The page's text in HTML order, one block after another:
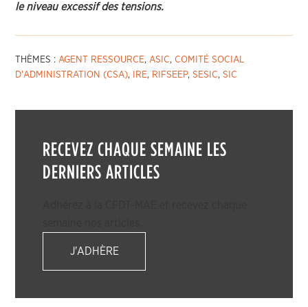
le niveau excessif des tensions.
THÈMES :AGENT RESSOURCE,ASIC,COMITÉ SOCIAL
D'ADMINISTRATION (CSA), IRE, RIFSEEP,SESIC,SIC
RECEVEZ CHAQUE SEMAINE LES
DERNIERS ARTICLES
J'ADHÈRE